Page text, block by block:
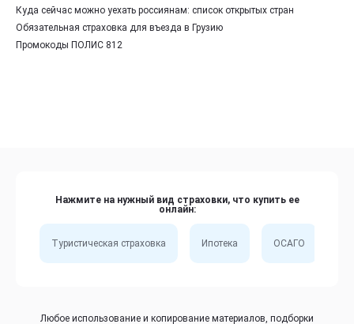
Куда сейчас можно уехать россиянам: список открытых стран
Обязательная страховка для въезда в Грузию
Промокоды ПОЛИС 812
Нажмите на нужный вид страховки, что купить ее
онлайн:
Туристическая страховка Ипотека ОСАГО
Любое использование и копирование материалов, подборки